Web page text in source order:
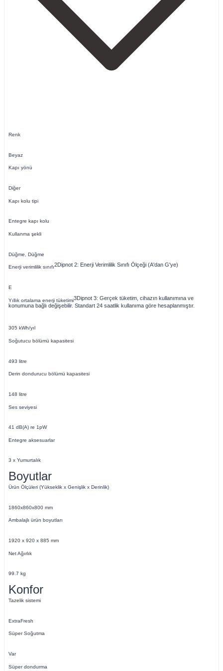
Renk
Beyaz
Kapı yönü
Diğer
Kapı kolu tipi
Entegre kapı kolu
Kullanma şekli
Düğme, Düğme
Enerji verimlilik sınıfı2Dipnot 2: Enerji Verimlilik Sınıfı Ölçeği (A'dan G'ye)
E
Yıllık ortalama enerji tüketimi3Dipnot 3: Gerçek tüketim, cihazın kullanımına ve
konumuna bağlı değişebilir. Standart 24 saatlik kullanıma göre hesaplanmıştır.
305 kWh/yıl
Soğutucu bölümü kapasitesi
493 litre
Derin dondurucu bölümü kapasitesi
148 litre
Ses seviyesi
41 dB(A) re 1pW
Entegre aksesuarlar
3 x Yumurtalık
Boyutlar
Ürün Ölçüleri (Yükseklik x Genişlik x Derinlik)
1860x860x800 mm
Ambalajlı ürün boyutları
1920 x 920 x 885 mm
Net Ağırlık
99.7 kg
Konfor
Tazelik sistemi
ExtraFresh
Süper Soğutma
Var
Süper dondurma